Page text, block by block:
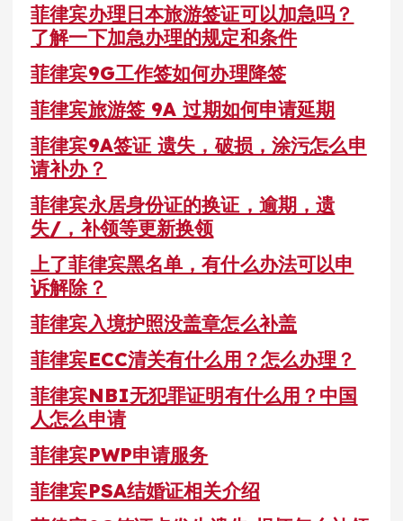
菲律宾办理日本旅游签证可以加急吗？
了解一下加急办理的规定和条件
菲律宾9G工作签如何办理降签
菲律宾旅游签 9A 过期如何申请延期
菲律宾9A签证 遗失，破损，涂污怎么申
请补办？
菲律宾永居身份证的换证，逾期，遗
失/，补领等更新换领
上了菲律宾黑名单，有什么办法可以申
诉解除？
菲律宾入境护照没盖章怎么补盖
菲律宾ECC清关有什么用？怎么办理？
菲律宾NBI无犯罪证明有什么用？中国
人怎么申请
菲律宾PWP申请服务
菲律宾PSA结婚证相关介绍